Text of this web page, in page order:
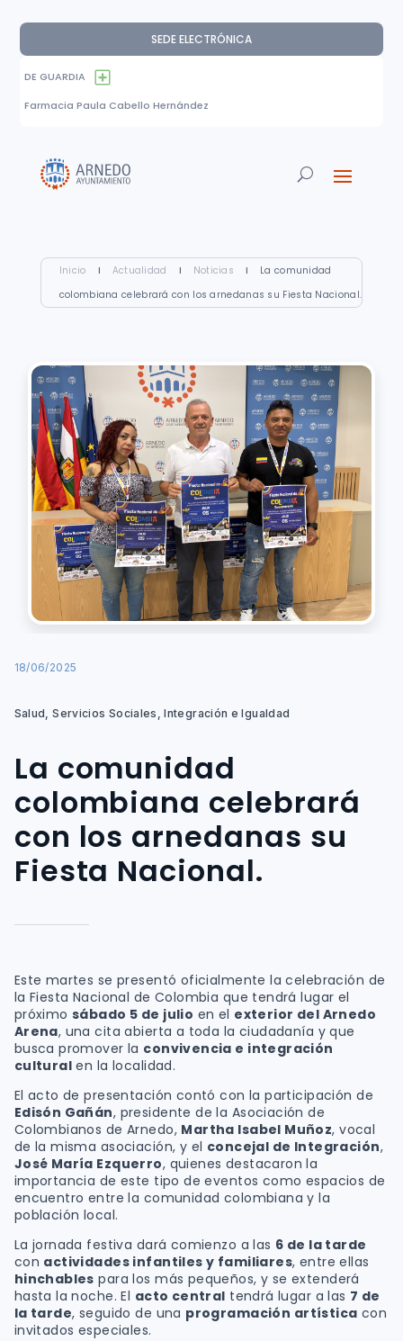
SEDE ELECTRÓNICA
DE GUARDIA
Farmacia Paula Cabello Hernández
Inicio I Actualidad I Noticias I
La comunidad
colombiana celebrará con los arnedanas su Fiesta Nacional.
18/06/2025
Salud, Servicios Sociales, Integración e Igualdad
La comunidad
colombiana celebrará
con los arnedanas su
Fiesta Nacional.
Este martes se presentó oficialmente la celebración de
la Fiesta Nacional de Colombia que tendrá lugar el
próximosábado 5 de julio en el exterior del Arnedo
Arena, una cita abierta a toda la ciudadanía y que
busca promover la convivencia e integración
cultural en la localidad.
El acto de presentación contó con la participación de
Edisón Gañán, presidente de la Asociación de
Colombianos de Arnedo, Martha Isabel Muñoz, vocal
de la misma asociación, y el concejal de Integración,
José María Ezquerro, quienes destacaron la
importancia de este tipo de eventos como espacios de
encuentro entre la comunidad colombiana y la
población local.
La jornada festiva dará comienzo a las 6 de la tarde
con actividades infantiles y familiares, entre ellas
hinchables para los más pequeños, y se extenderá
hasta la noche. El acto central tendrá lugar a las 7 de
la tarde, seguido de una programación artística con
invitados especiales.